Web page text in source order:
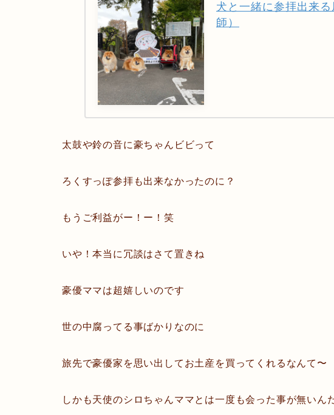
犬と一緒に参拝出来
師）
太鼓や鈴の音に豪ちゃんビビって
ろくすっぽ参拝も出来なかったのに？
もうご利益がー！ー！笑
いや！本当に冗談はさて置きね
豪優ママは超嬉しいのです
世の中腐ってる事ばかりなのに
旅先で豪優家を思い出してお土産を買ってくれるなんて〜
しかも天使のシロちゃんママとは一度も会った事が無いん